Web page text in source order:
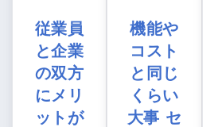
従業員
と企業
の双方
にメリ
ットが
機能や
コスト
と同じ
くらい
大事 セ